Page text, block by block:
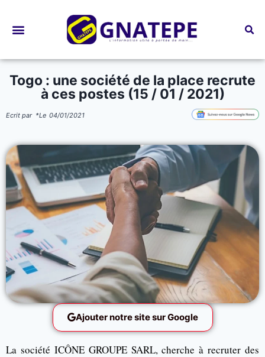
Togo : une société de la place recrute
à ces postes (15 / 01 / 2021)
Ecrit par *Le 04/01/2021
Ajouter notre site sur Google
La société ICÔNE GROUPE SARL, cherche à recruter des